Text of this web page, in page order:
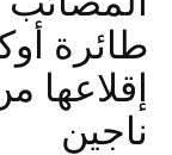
طائرة
إقلاعها
ناجين